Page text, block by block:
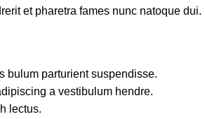
et pharetra fames nunc natoque dui.
bulum parturient suspendisse.
a vestibulum hendre.
lectus.